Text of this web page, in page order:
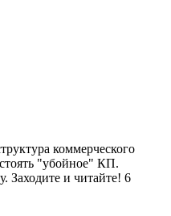
коммерческого
"убойное" КП.
Заходите и читайте! 6